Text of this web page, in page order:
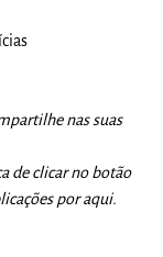
nas suas
de clicar no botão
por aqui.